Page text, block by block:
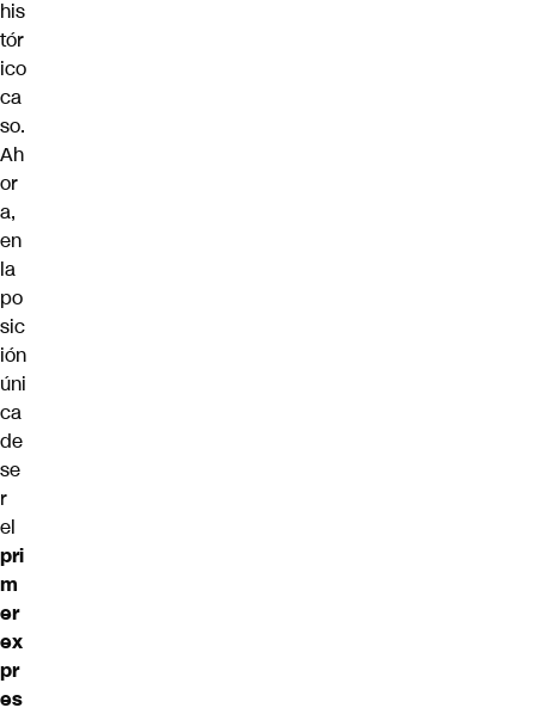
his
tór
ico
ca
so.
Ah
or
a,
en
la
po
sic
ión
úni
ca
de
se
r
el
pri
m
er
ex
pr
es